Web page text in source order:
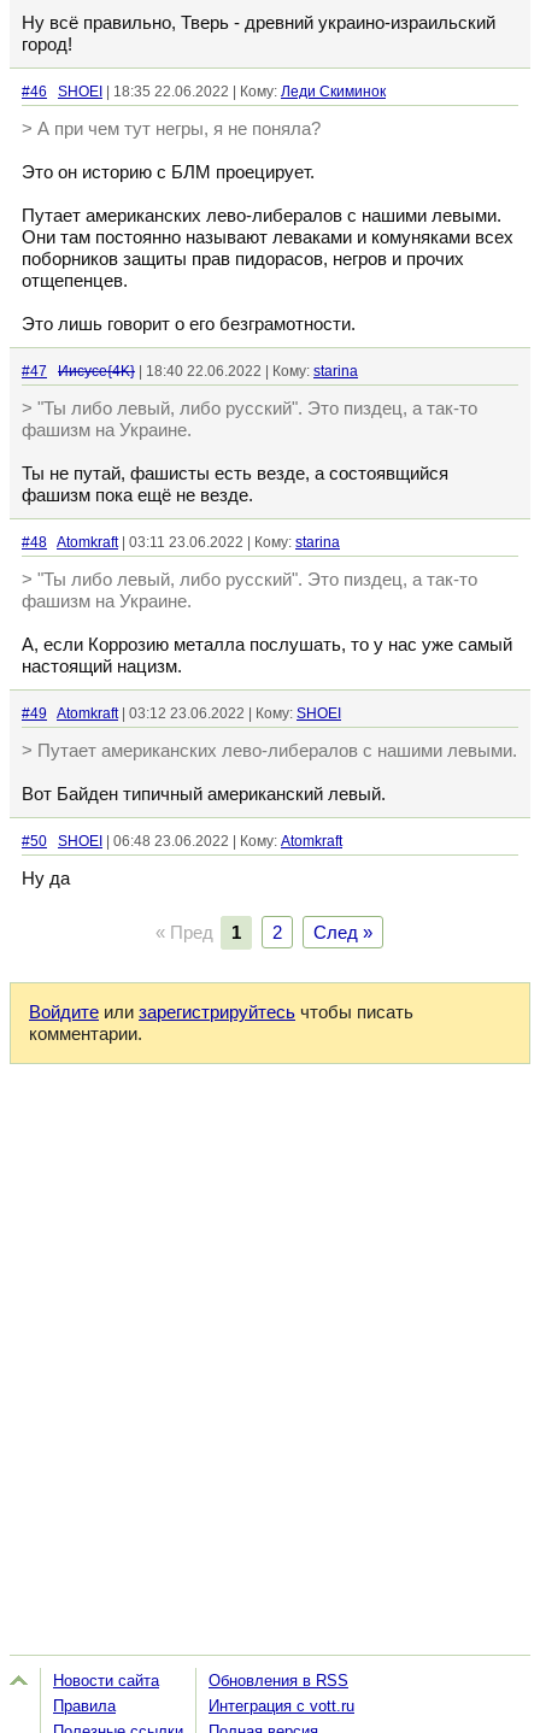
Ну всё правильно, Тверь - древний украино-израильский
город!
#46 SHOEI | 18:35 22.06.2022 | Кому: Леди Скиминок
> А при чем тут негры, я не поняла?
Это он историю с БЛМ проецирует.
Путает американских лево-либералов с нашими левыми.
Они там постоянно называют леваками и комуняками всех
поборников защиты прав пидорасов, негров и прочих
отщепенцев.
Это лишь говорит о его безграмотности.
#47 Иисусе{4K} | 18:40 22.06.2022 | Кому: starina
> "Ты либо левый, либо русский". Это пиздец, а так-то
фашизм на Украине.
Ты не путай, фашисты есть везде, а состоявщийся
фашизм пока ещё не везде.
#48 Atomkraft| 03:11 23.06.2022 | Кому: starina
> "Ты либо левый, либо русский". Это пиздец, а так-то
фашизм на Украине.
А, если Коррозию металла послушать, то у нас уже самый
настоящий нацизм.
#49 Atomkraft| 03:12 23.06.2022 | Кому: SHOEI
> Путает американских лево-либералов с нашими левыми.
Вот Байден типичный американский левый.
#50 SHOEI | 06:48 23.06.2022 | Кому: Atomkraft
Ну да
« Пред 1 2 След »
Войдите или зарегистрируйтесь чтобы писать
комментарии.
Новости сайта
Правила
Обновления в RSS
Интеграция с vott.ru